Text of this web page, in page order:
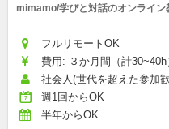
mimamo/学びと対話のオンライン
フルリモートOK
費用: ３か月間（計30~40h
33,000円（税込み）が必
講座だけ受けていただくこ
社会人(世代を超えた参加
週1回からOK
半年からOK